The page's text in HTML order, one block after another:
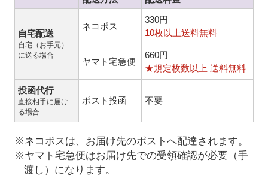
自宅配送
自宅（お手元）
に送る場合
ネコポス
330円
10枚以上送料無料
ヤマト宅急便
660円
★規定枚数以上 送料無料
投函代行
直接相手に届け
る場合
ポスト投函 不要
※ネコポスは、お届け先のポストへ配達されます。
※ヤマト宅急便はお届け先での受領確認が必要（手
渡し）になります。